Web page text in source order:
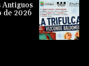
Antiguos
de 2026